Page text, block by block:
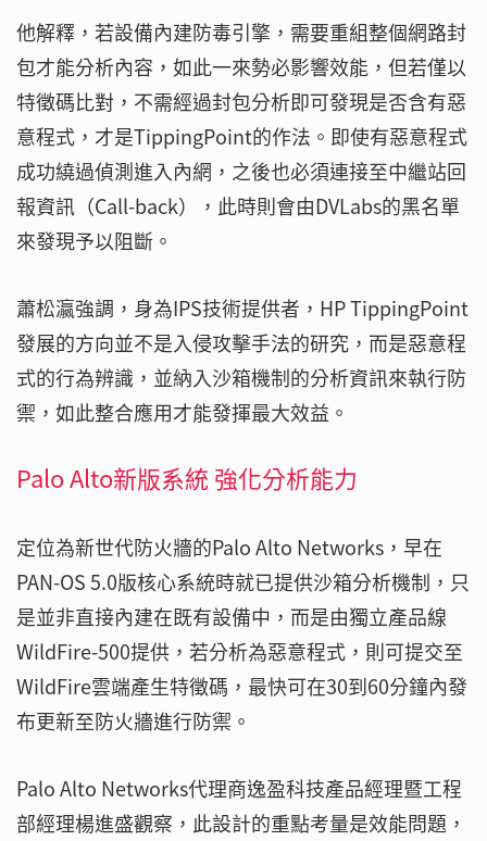
他解釋，若設備內建防毒引擎，需要重組整個網路封
包才能分析內容，如此一來勢必影響效能，但若僅以
特徵碼比對，不需經過封包分析即可發現是否含有惡
意程式，才是TippingPoint的作法。即使有惡意程式
成功繞過偵測進入內網，之後也必須連接至中繼站回
報資訊（Call-back），此時則會由DVLabs的黑名單
來發現予以阻斷。
蕭松瀛強調，身為IPS技術提供者，HP TippingPoint
發展的方向並不是入侵攻擊手法的研究，而是惡意程
式的行為辨識，並納入沙箱機制的分析資訊來執行防
禦，如此整合應用才能發揮最大效益。
Palo Alto新版系統 強化分析能力
定位為新世代防火牆的Palo Alto Networks，早在
PAN-OS 5.0版核心系統時就已提供沙箱分析機制，只
是並非直接內建在既有設備中，而是由獨立產品線
WildFire-500提供，若分析為惡意程式，則可提交至
WildFire雲端產生特徵碼，最快可在30到60分鐘內發
布更新至防火牆進行防禦。
Palo Alto Networks代理商逸盈科技產品經理暨工程
部經理楊進盛觀察，此設計的重點考量是效能問題，